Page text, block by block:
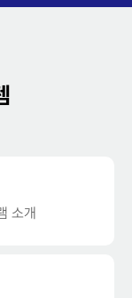
소개